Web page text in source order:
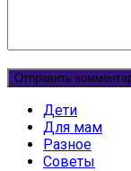
Дети
Для мам
Разное
Советы